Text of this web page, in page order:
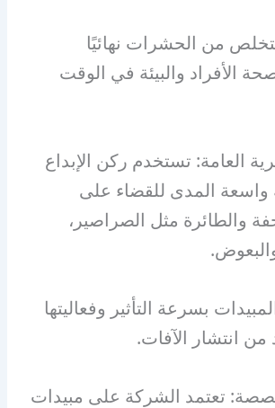
من الحشرات نهائيًا
الأفراد والبيئة في الوقت
العامة: تستخدم ركن الإبداع
المدى للقضاء على
والطائرة مثل الصراصير،
بسرعة التأثير وفعاليتها
من انتشار الآفات.
تعتمد الشركة على مبيدات